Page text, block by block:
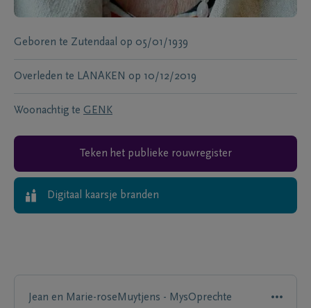
Geboren te Zutendaal op 05/01/1939
Overleden te LANAKEN op 10/12/2019
Woonachtig te GENK
Teken het publieke rouwregister
Digitaal kaarsje branden
Jean en Marie-roseMuytjens - MysOprechte